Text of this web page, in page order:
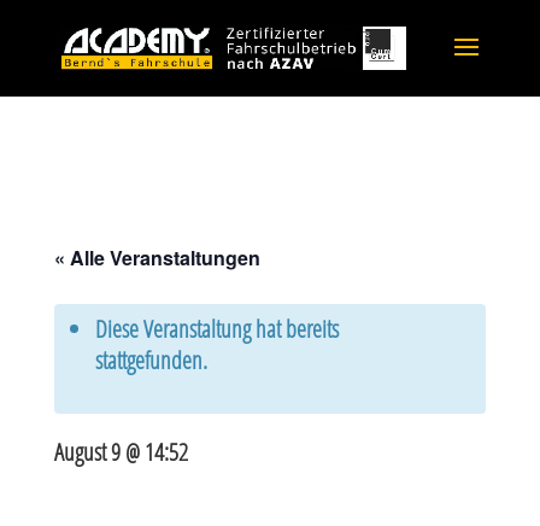
« Alle Veranstaltungen
Diese Veranstaltung hat bereits
stattgefunden.
August 9 @ 14:52